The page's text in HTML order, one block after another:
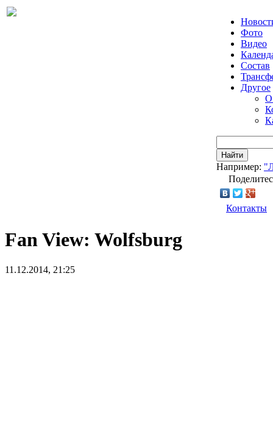
Фото
Видео
Состав
Другое
О
Найти
Например:
Контакты
Fan View: Wolfsburg
11.12.2014, 21:25